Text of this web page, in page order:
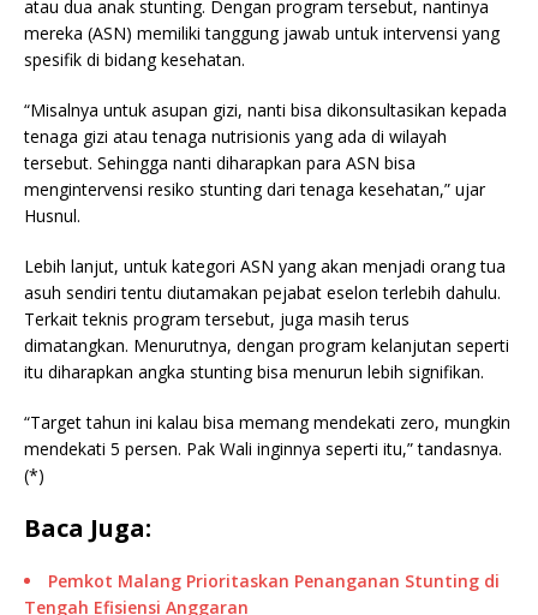
atau dua anak stunting. Dengan program tersebut, nantinya
mereka (ASN) memiliki tanggung jawab untuk intervensi yang
spesifik di bidang kesehatan.
“Misalnya untuk asupan gizi, nanti bisa dikonsultasikan kepada
tenaga gizi atau tenaga nutrisionis yang ada di wilayah
tersebut. Sehingga nanti diharapkan para ASN bisa
mengintervensi resiko stunting dari tenaga kesehatan,” ujar
Husnul.
Lebih lanjut, untuk kategori ASN yang akan menjadi orang tua
asuh sendiri tentu diutamakan pejabat eselon terlebih dahulu.
Terkait teknis program tersebut, juga masih terus
dimatangkan. Menurutnya, dengan program kelanjutan seperti
itu diharapkan angka stunting bisa menurun lebih signifikan.
“Target tahun ini kalau bisa memang mendekati zero, mungkin
mendekati 5 persen. Pak Wali inginnya seperti itu,” tandasnya.
(*)
Baca Juga:
Pemkot Malang Prioritaskan Penanganan Stunting di
Tengah Efisiensi Anggaran